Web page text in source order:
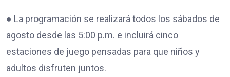
● La programación se realizará todos los sábados de
agosto desde las 5:00 p.m. e incluirá cinco
estaciones de juego pensadas para que niños y
adultos disfruten juntos.